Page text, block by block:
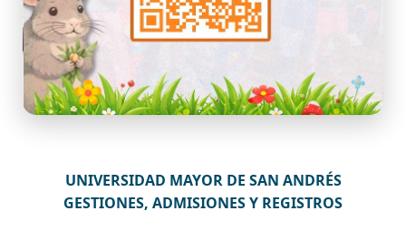
UNIVERSIDAD MAYOR DE SAN ANDRÉS
GESTIONES, ADMISIONES Y REGISTROS